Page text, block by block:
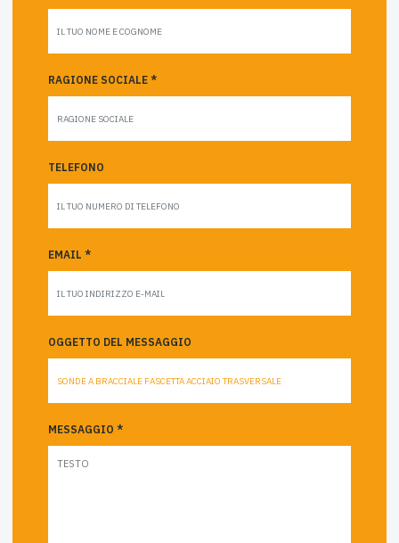
RAGIONE SOCIALE *
TELEFONO
EMAIL *
OGGETTO DEL MESSAGGIO
MESSAGGIO *